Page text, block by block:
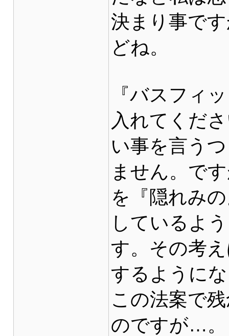
決まり事で
どね。
『バスフィ
入れてくだ
い事を言う
ません。で
を『隠れみ
しているよ
す。その考
するように
この法案で
のですが…。